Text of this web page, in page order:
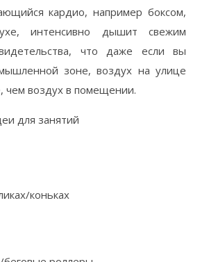
кардио, например боксом,
интенсивно дышит свежим
что даже если вы
зоне, воздух на улице
чем воздух в помещении.
для занятий
коньках